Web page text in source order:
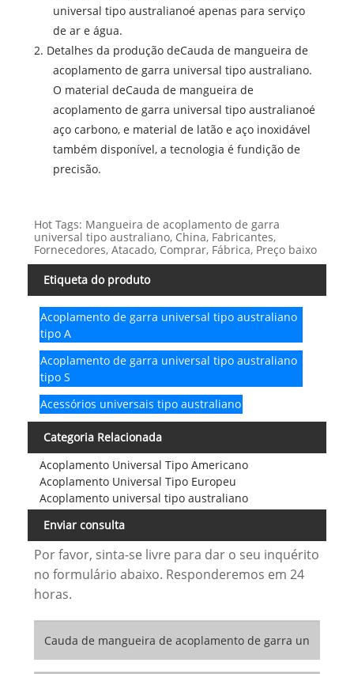
universal tipo australianoé apenas para serviço
de ar e água.
2. Detalhes da produção deCauda de mangueira de
acoplamento de garra universal tipo australiano.
O material deCauda de mangueira de
acoplamento de garra universal tipo australianoé
aço carbono, e material de latão e aço inoxidável
também disponível, a tecnologia é fundição de
precisão.
Hot Tags: Mangueira de acoplamento de garra
universal tipo australiano, China, Fabricantes,
Fornecedores, Atacado, Comprar, Fábrica, Preço baixo
Etiqueta do produto
Acoplamento de garra universal tipo australiano
tipo A
Acoplamento de garra universal tipo australiano
tipo S
Acessórios universais tipo australiano
Categoria Relacionada
Acoplamento Universal Tipo Americano
Acoplamento Universal Tipo Europeu
Acoplamento universal tipo australiano
Enviar consulta
Por favor, sinta-se livre para dar o seu inquérito
no formulário abaixo. Responderemos em 24
horas.